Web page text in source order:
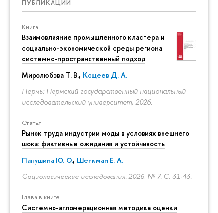
ПУБЛИКАЦИИ
Книга
Взаимовлияние промышленного кластера и
социально-экономической среды региона:
системно-пространственный подход
Миролюбова Т. В., Кощеев Д. А.
Пермь: Пермский государственный национальный
исследовательский университет, 2026.
Статья
Рынок труда индустрии моды в условиях внешнего
шока: фиктивные ожидания и устойчивость
Папушина Ю. О., Шенкман Е. А.
Социологические исследования. 2026. № 7. С. 31-43.
Глава в книге
Системно-агломерационная методика оценки